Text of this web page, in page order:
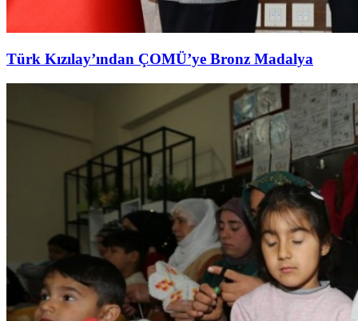
Türk Kızılay’ından ÇOMÜ’ye Bronz Madalya